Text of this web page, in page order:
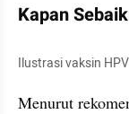
Kapan
Ilustrasi vaksin
Menurut